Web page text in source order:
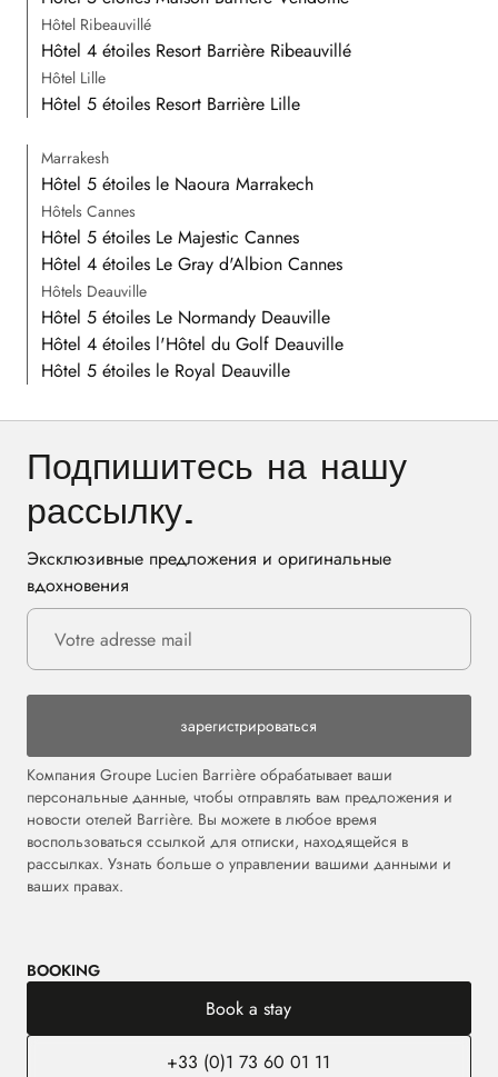
Hôtel Ribeauvillé
Hôtel 4 étoiles Resort Barrière Ribeauvillé
Hôtel Lille
Hôtel 5 étoiles Resort Barrière Lille
Marrakesh
Hôtel 5 étoiles le Naoura Marrakech
Hôtels Cannes
Hôtel 5 étoiles Le Majestic Cannes
Hôtel 4 étoiles Le Gray d'Albion Cannes
Hôtels Deauville
Hôtel 5 étoiles Le Normandy Deauville
Hôtel 4 étoiles l'Hôtel du Golf Deauville
Hôtel 5 étoiles le Royal Deauville
Подпишитесь на нашу
рассылку.
Эксклюзивные предложения и оригинальные
вдохновения
зарегистрироваться
Компания Groupe Lucien Barrière обрабатывает ваши
персональные данные, чтобы отправлять вам предложения и
новости отелей Barrière. Вы можете в любое время
воспользоваться ссылкой для отписки, находящейся в
рассылках. Узнать больше о управлении вашими данными и
ваших правах.
BOOKING
Book a stay
+33 (0)1 73 60 01 11